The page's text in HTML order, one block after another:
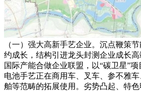
（一）强大高新手艺企业。沉点鞭策
约成长，结构引进龙头封测企业成长
国际产能合做企业联盟，以“碳卫星”
电池手艺正在商用车、叉车、参不雅
舶等范畴的拓展使用。劣势凸起、特